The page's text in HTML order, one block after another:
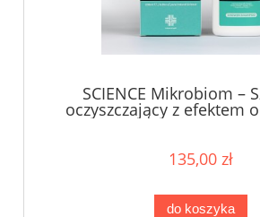
SCIENCE Mikrobiom –
oczyszczający z efektem
mikroflory skóry głowy
135,00 zł
do koszyka